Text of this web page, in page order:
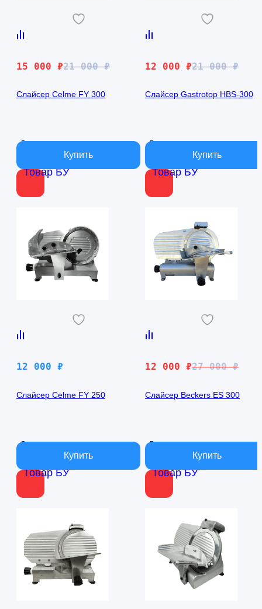
Товар БУ
21 000₽
Первоначальная
составляла
15 000 ₽
Текущая
15
Слайсер Celme FY 300
В наличии
Товар БУ
21 000₽
Первоначальная
составляла
12 000 ₽
Текущая
12
Слайсер Gastrotop HBS-300
В наличии
Товар БУ
12 000 ₽
Слайсер Celme FY 250
В наличии
Товар БУ
27 000₽
Первоначальная
составляла
12 000 ₽
Текущая
12
Слайсер Beckers ES 300
В наличии